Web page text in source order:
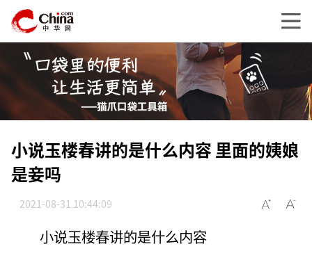
小说玉楼春讲的是什么内容 里面的姨娘
是妾吗
2021-08-31 10:44:09
小说玉楼春讲的是什么内容